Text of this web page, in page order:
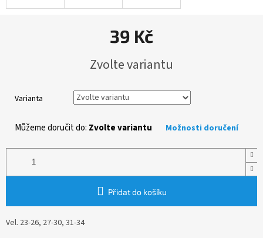
39 Kč
cena:
Zvolte variantu
Varianta
Můžeme doručit do: Zvolte variantu Možnosti doručení
Přidat do košíku
Vel. 23-26, 27-30, 31-34